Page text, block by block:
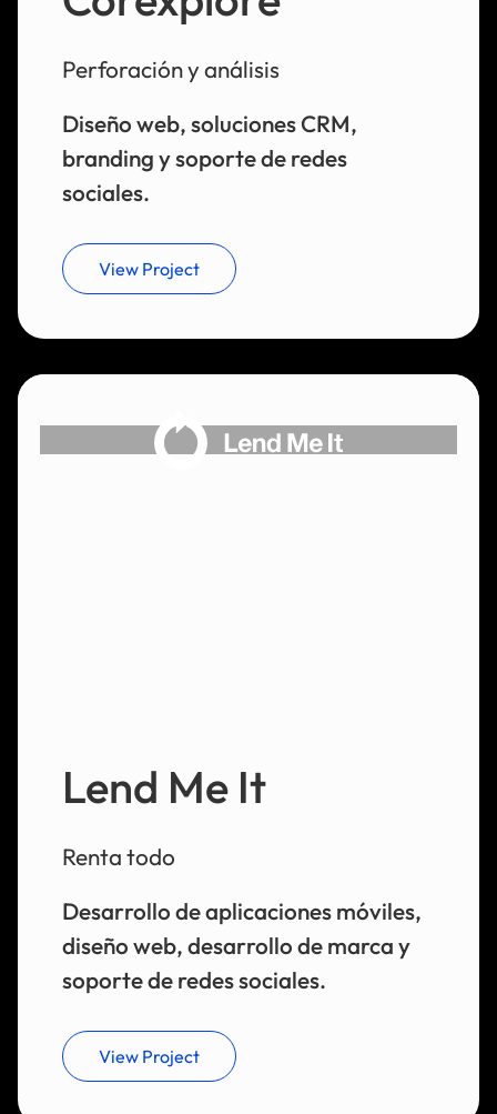
Perforación y análisis
Diseño web, soluciones CRM,
branding y soporte de redes
sociales.
View Project
Lend Me It
Renta todo
Desarrollo de aplicaciones móviles,
diseño web, desarrollo de marca y
soporte de redes sociales.
View Project